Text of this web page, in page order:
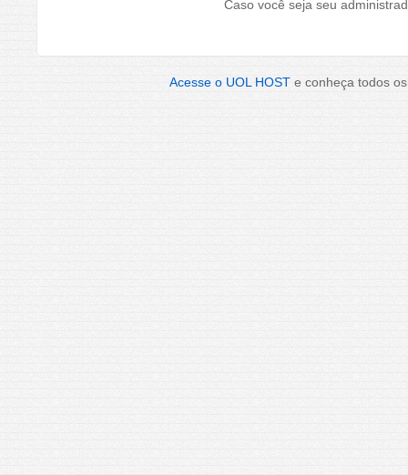
Caso você seja seu
Acesse o UOL HOST e conheça todos